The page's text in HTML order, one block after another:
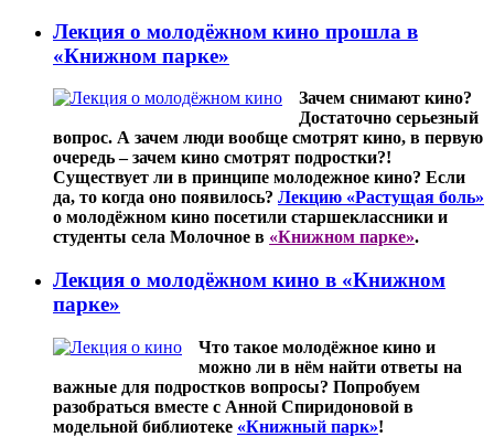
Лекция о молодёжном кино прошла в
«Книжном парке»
Зачем снимают кино?
Достаточно серьезный
вопрос. А зачем люди вообще смотрят кино, в первую
очередь – зачем кино смотрят подростки?!
Существует ли в принципе молодежное кино? Если
да, то когда оно появилось? Лекцию «Растущая боль»
о молодёжном кино посетили старшеклассники и
студенты села Молочное в «Книжном парке».
Лекция о молодёжном кино в «Книжном
парке»
Что такое молодёжное кино и
можно ли в нём найти ответы на
важные для подростков вопросы? Попробуем
разобраться вместе с Анной Спиридоновой в
модельной библиотеке «Книжный парк»!